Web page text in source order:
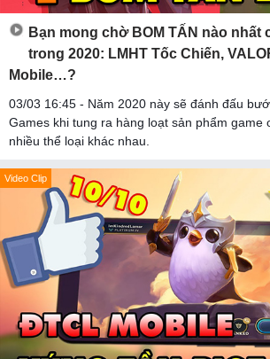
Bạn mong chờ BOM TẤN nào nhất
trong 2020: LMHT Tốc Chiến,
Mobile…?
03/03 16:45 - Năm 2020 này sẽ đánh đấu
Games khi tung ra hàng loạt sản phẩm game
nhiều thể loại khác nhau.
Video Clip